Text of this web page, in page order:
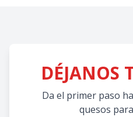
DÉJANOS
Da el primer paso
quesos